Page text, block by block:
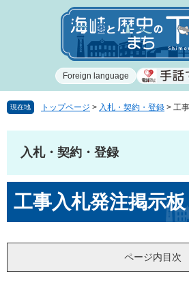
で
ば
Foreign language
現在地 トップページ > 入札・契約・登録 > 工
入札・契約・登録
工事入札発注掲示板
ページ内目次